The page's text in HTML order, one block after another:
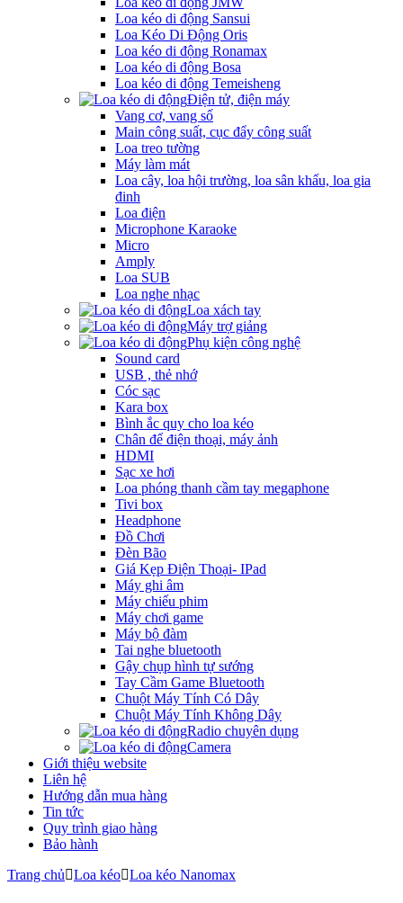
Loa kéo di động Sansui
Loa Kéo Di Động Oris
Loa kéo di động Ronamax
Loa kéo di động Bosa
Loa kéo di động Temeisheng
Điện tử, điện máy
Vang cơ, vang số
Main công suất, cục đẩy công suất
Loa treo tường
Máy làm mát
Loa cây, loa hội trường, loa sân khấu, loa gia
đinh
Loa điện
Microphone Karaoke
Micro
Amply
Loa SUB
Loa nghe nhạc
Loa xách tay
Máy trợ giảng
Phụ kiện công nghệ
Sound card
USB , thẻ nhớ
Cóc sạc
Kara box
Bình ắc quy cho loa kéo
Chân để điện thoại, máy ảnh
HDMI
Sạc xe hơi
Loa phóng thanh cầm tay megaphone
Tivi box
Headphone
Đồ Chơi
Đèn Bão
Giá Kẹp Điện Thoại- IPad
Máy ghi âm
Máy chiếu phim
Máy chơi game
Máy bộ đàm
Tai nghe bluetooth
Gậy chụp hình tự sướng
Tay Cầm Game Bluetooth
Chuột Máy Tính Có Dây
Chuột Máy Tính Không Dây
Radio chuyên dụng
Camera
Giới thiệu website
Liên hệ
Hướng dẫn mua hàng
Tin tức
Quy trình giao hàng
Bảo hành
Trang chủ
Loa kéo Loa kéo Nanomax